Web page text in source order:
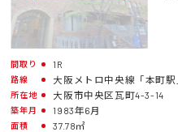
間取り 1R
路線 大阪メトロ中央線「本町
所在地 大阪市中央区瓦町4-3-14
築年月 1983年6月
面積 37.78㎡